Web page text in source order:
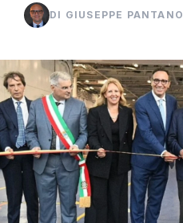
DI GIUSEPPE PANTANO